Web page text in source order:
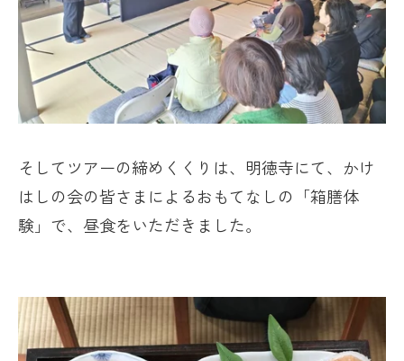
そしてツアーの締めくくりは、明徳寺にて、かけ
はしの会の皆さまによるおもてなしの「箱膳体
験」で、昼食をいただきました。